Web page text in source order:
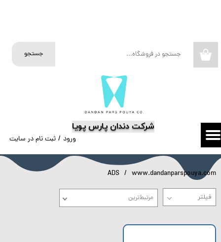
​شرکت دندان پارس پویا
جستجو
ورود / ثبت نام در سایت
تغییر گذر واژه
سفارشات
www.dandanparspouya.com
ADS
مرتبط‌ترین